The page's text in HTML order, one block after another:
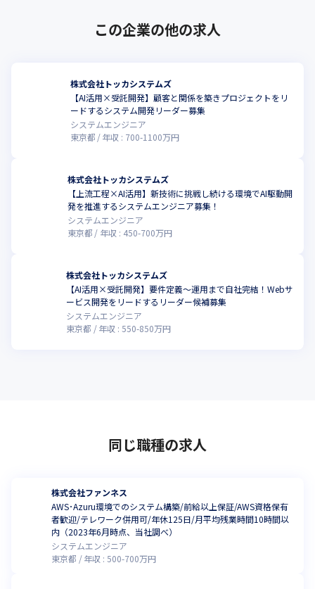
この企業の他の求人
株式会社トッカシステムズ
【AI活用×受託開発】顧客と関係を築きプロジェクトをリ
ードするシステム開発リーダー募集
システムエンジニア
東京都
年収 : 700-1100万円
株式会社トッカシステムズ
【上流工程×AI活用】新技術に挑戦し続ける環境でAI駆動開
発を推進するシステムエンジニア募集！
システムエンジニア
東京都
年収 : 450-700万円
株式会社トッカシステムズ
【AI活用×受託開発】要件定義～運用まで自社完結！Webサ
ービス開発をリードするリーダー候補募集
システムエンジニア
東京都
年収 : 550-850万円
同じ職種の求人
株式会社ファンネス
AWS･Azuru環境でのシステム構築/前給以上保証/AWS資格保有
者歓迎/テレワーク併用可/年休125日/月平均残業時間10時間以
内（2023年6月時点、当社調べ）
システムエンジニア
東京都
年収 :500-700万円